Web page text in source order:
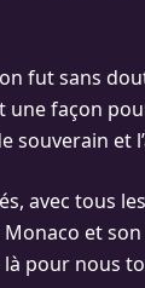
fut sans
une façon
et
avec tous
et son
pour nous